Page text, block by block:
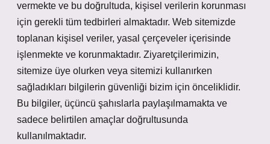
vermekte ve bu doğrultuda, kişisel verilerin korunması
için gerekli tüm tedbirleri almaktadır. Web sitemizde
toplanan kişisel veriler, yasal çerçeveler içerisinde
işlenmekte ve korunmaktadır. Ziyaretçilerimizin,
sitemize üye olurken veya sitemizi kullanırken
sağladıkları bilgilerin güvenliği bizim için önceliklidir.
Bu bilgiler, üçüncü şahıslarla paylaşılmamakta ve
sadece belirtilen amaçlar doğrultusunda
kullanılmaktadır.